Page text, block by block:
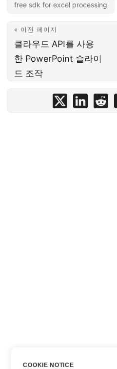
free sdk for excel processing
« 이전 페이지
클라우드 API를 사용
한 PowerPoint 슬라이
드 조작
COOKIE NOTICE